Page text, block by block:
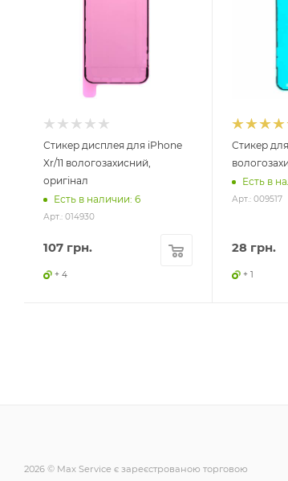
Стикер дисплея для iPhone
Xr/11 вологозахисний,
оригінал
Есть в наличии: 6
Арт.: 014930
107 грн.
+ 4
Стикер
Есть в
Арт.: 009517
28 грн.
+ 1
2026 © Max Service є зареєстрованою торговою